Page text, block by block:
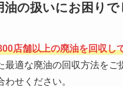
油の扱いにお困り
店舗以上の廃油を回収し
適な廃油の回収方法をご
せください。